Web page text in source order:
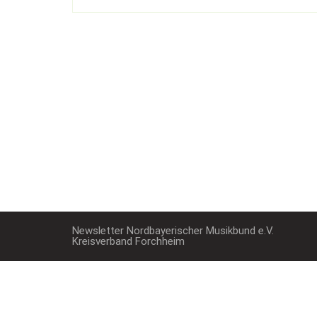
Newsletter Nordbayerischer Musikbund e.V.
Kreisverband Forchheim